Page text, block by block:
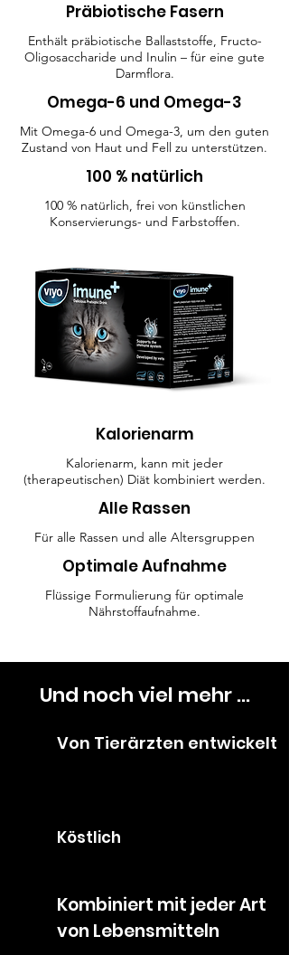
Präbiotische Fasern
Enthält präbiotische Ballaststoffe, Fructo-
Oligosaccharide und Inulin – für eine gute
Darmflora.
Omega-6 und Omega-3
Mit Omega-6 und Omega-3, um den guten
Zustand von Haut und Fell zu unterstützen.
100 % natürlich
100 % natürlich, frei von künstlichen
Konservierungs- und Farbstoffen.
Kalorienarm
Kalorienarm, kann mit jeder
(therapeutischen) Diät kombiniert werden.
Alle Rassen
Für alle Rassen und alle Altersgruppen
Optimale Aufnahme
Flüssige Formulierung für optimale
Nährstoffaufnahme.
Und noch viel mehr …
Von Tierärzten entwickelt
Köstlich
Kombiniert mit jeder Art
von Lebensmitteln